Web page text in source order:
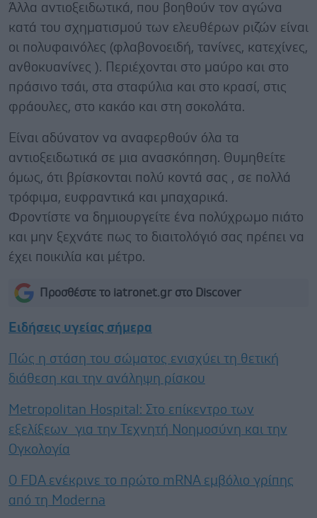
Άλλα αντιοξειδωτικά, που βοηθούν τον αγώνα
κατά του σχηματισμού των ελευθέρων ριζών είναι
οι πολυφαινόλες (φλαβονοειδή, τανίνες, κατεχίνες,
ανθοκυανίνες ). Περιέχονται στο μαύρο και στο
πράσινο τσάι, στα σταφύλια και στο κρασί, στις
φράουλες, στο κακάο και στη σοκολάτα.
Είναι αδύνατον να αναφερθούν όλα τα
αντιοξειδωτικά σε μια ανασκόπηση. Θυμηθείτε
όμως, ότι βρίσκονται πολύ κοντά σας , σε πολλά
τρόφιμα, ευφραντικά και μπαχαρικά.
Φροντίστε να δημιουργείτε ένα πολύχρωμο πιάτο
και μην ξεχνάτε πως το διαιτολόγιό σας πρέπει να
έχει ποικιλία και μέτρο.
Προσθέστε το iatronet.gr στο Discover
Ειδήσεις υγείας σήμερα
Πώς η στάση του σώματος ενισχύει τη θετική
διάθεση και την ανάληψη ρίσκου
Metropolitan Hospital: Στο επίκεντρο των
εξελίξεων για την Τεχνητή Νοημοσύνη και την
Ογκολογία
Ο FDA ενέκρινε το πρώτο mRNA εμβόλιο γρίπης
από τη Moderna